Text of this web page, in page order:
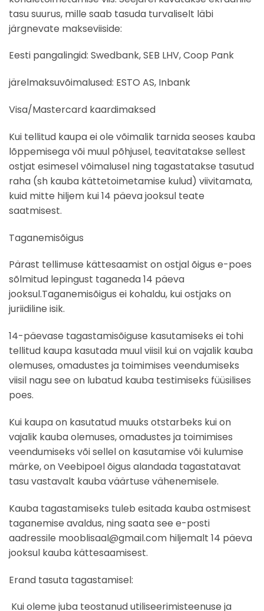
tasu suurus, mille saab tasuda turvaliselt läbi
järgnevate makseviiside:
Eesti pangalingid: Swedbank, SEB LHV, Coop Pank
järelmaksuvõimalused: ESTO AS, Inbank
Visa/Mastercard kaardimaksed
Kui tellitud kaupa ei ole võimalik tarnida seoses kauba
lõppemisega või muul põhjusel, teavitatakse sellest
ostjat esimesel võimalusel ning tagastatakse tasutud
raha (sh kauba kättetoimetamise kulud) viivitamata,
kuid mitte hiljem kui 14 päeva jooksul teate
saatmisest.
Taganemisõigus
Pärast tellimuse kättesaamist on ostjal õigus e-poes
sõlmitud lepingust taganeda 14 päeva
jooksul.Taganemisõigus ei kohaldu, kui ostjaks on
juriidiline isik.
14-päevase tagastamisõiguse kasutamiseks ei tohi
tellitud kaupa kasutada muul viisil kui on vajalik kauba
olemuses, omadustes ja toimimises veendumiseks
viisil nagu see on lubatud kauba testimiseks füüsilises
poes.
Kui kaupa on kasutatud muuks otstarbeks kui on
vajalik kauba olemuses, omadustes ja toimimises
veendumiseks või sellel on kasutamise või kulumise
märke, on Veebipoel õigus alandada tagastatavat
tasu vastavalt kauba väärtuse vähenemisele.
Kauba tagastamiseks tuleb esitada kauba ostmisest
taganemise avaldus, ning saata see e-posti
aadressile mooblisaal@gmail.com hiljemalt 14 päeva
jooksul kauba kättesaamisest.
Erand tasuta tagastamisel:
Kui oleme juba teostanud utiliseerimisteenuse ja